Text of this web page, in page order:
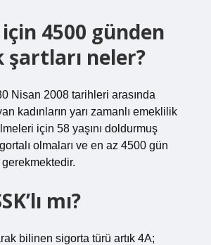
4500 günden
neler?
Nisan 2008 tarihleri ​​arasında
kadınların yarı zamanlı emeklilik
için 58 yaşını doldurmuş
olmaları ve en az 4500 gün
gerekmektedir.
mı?
bilinen sigorta türü artık 4A;